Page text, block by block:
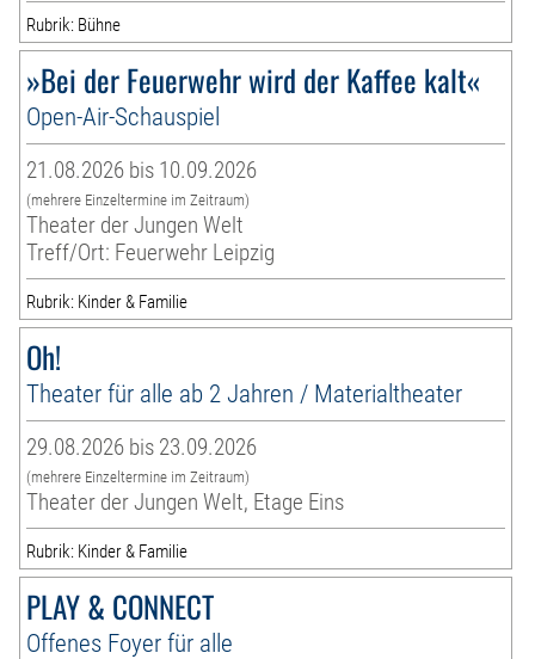
Rubrik: Bühne
»Bei der Feuerwehr wird der Kaffee kalt«
Open-Air-Schauspiel
21.08.2026 bis 10.09.2026
(mehrere Einzeltermine im Zeitraum)
Theater der Jungen Welt
Treff/Ort: Feuerwehr Leipzig
Rubrik: Kinder & Familie
Oh!
Theater für alle ab 2 Jahren / Materialtheater
29.08.2026 bis 23.09.2026
(mehrere Einzeltermine im Zeitraum)
Theater der Jungen Welt, Etage Eins
Rubrik: Kinder & Familie
PLAY & CONNECT
Offenes Foyer für alle